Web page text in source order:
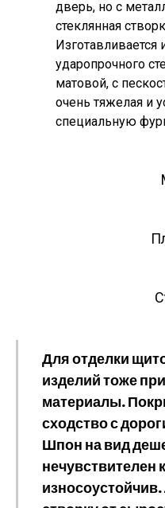
дверь, но с
стеклянная
Изготавливается
ударопрочного
матовой, с
очень тяжелая и
специальную
Для отделки
изделий тоже
материалы.
сходство с
Шпон на вид
нечувствителен